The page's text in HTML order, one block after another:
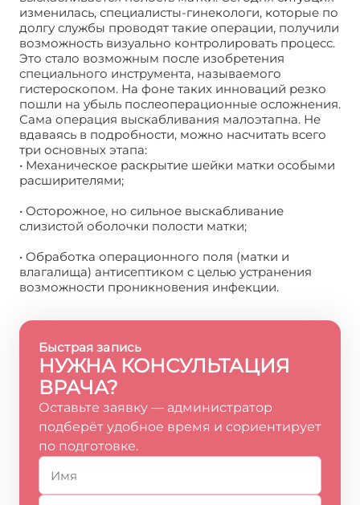
изменилась, специалисты-гинекологи, которые по
долгу службы проводят такие операции, получили
возможность визуально контролировать процесс.
Это стало возможным после изобретения
специального инструмента, называемого
гистероскопом. На фоне таких инноваций резко
пошли на убыль послеоперационные осложнения.
Сама операция выскабливания малоэтапна. Не
вдаваясь в подробности, можно насчитать всего
три основных этапа:
• Механическое раскрытие шейки матки особыми
расширителями;
• Осторожное, но сильное выскабливание
слизистой оболочки полости матки;
• Обработка операционного поля (матки и
влагалища) антисептиком с целью устранения
возможности проникновения инфекции.
Быстрая запись
НУЖНА КОНСУЛЬТАЦИЯ
ВРАЧА?
Оставьте заявку — администратор
подберёт удобное время и сориентирует
по подготовке.